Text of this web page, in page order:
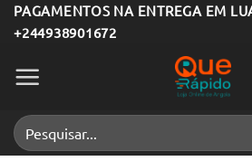
Skip
to
content
PAGAMENTOS NA ENTREGA EM
+244938901672
Pesquisar
por: